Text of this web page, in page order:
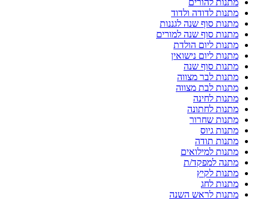
מתנות לדודה ולדוד
מתנות סוף שנה לגננות
מתנות סוף שנה למורים
מתנות ליום הולדת
מתנות ליום נישואין
מתנות סוף שנה
מתנות לבר מצווה
מתנות לבת מצווה
מתנות לחינה
מתנות לחתונה
מתנות שחרור
מתנות גיוס
מתנות תודה
מתנות למילואים
מתנה למפקד/ת
מתנות לקיץ
מתנות לחג
מתנות לראש השנה